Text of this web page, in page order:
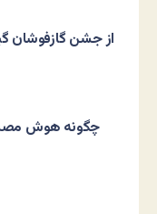
از جشن گازفوشان
چگونه هوش